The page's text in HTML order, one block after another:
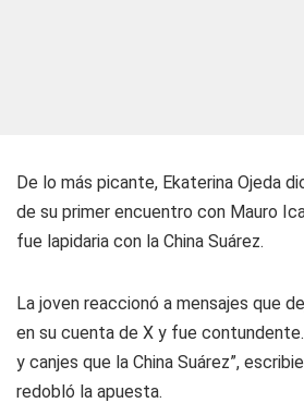
De lo más picante, Ekaterina Ojeda
de su primer encuentro con Mauro
fue lapidaria con la China Suárez.
La joven reaccionó a mensajes que
en su cuenta de X y fue contundente.
y canjes que la China Suárez”,
redobló la apuesta.